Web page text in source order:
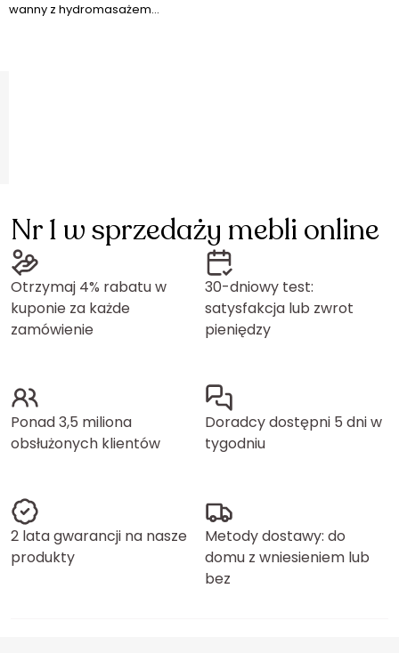
wanny z hydromasażem...
Nr 1 w sprzedaży mebli online
Otrzymaj 4% rabatu w
kuponie za każde
zamówienie
30-dniowy test:
satysfakcja lub zwrot
pieniędzy
Ponad 3,5 miliona
obsłużonych klientów
Doradcy dostępni 5 dni w
tygodniu
2 lata gwarancji na nasze
produkty
Metody dostawy: do
domu z wniesieniem lub
bez